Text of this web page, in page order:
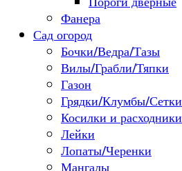
Фанера
Сад огород
Бочки/Ведра/Тазы
Вилы/Грабли/Тяпки
Газон
Грядки/Клумбы/Сетки
Косилки и расходники
Лейки
Лопаты/Черенки
Мангалы